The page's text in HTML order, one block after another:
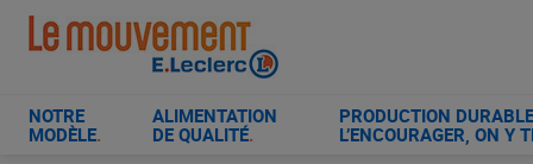
Aller
contenu
NOTRE
MODÈLE.
ALIMENTATION
DE QUALITÉ.
PRODUCTION
L’ENCOURAGER, ON Y